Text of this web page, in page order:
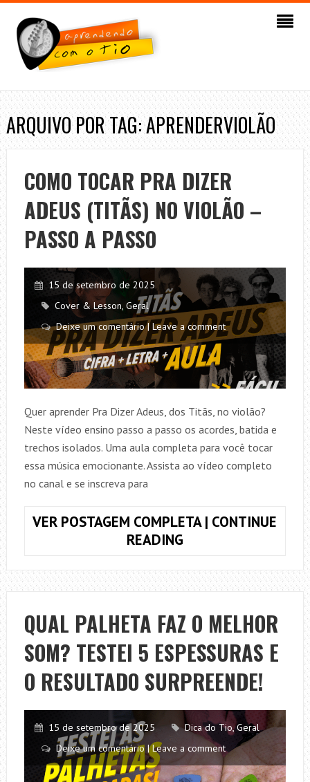
ARQUIVO POR TAG: APRENDERVIOLÃO
COMO TOCAR PRA DIZER
ADEUS (TITÃS) NO VIOLÃO –
PASSO A PASSO
15 de setembro de 2025
Cover & Lesson, Geral
Deixe um comentário | Leave a comment
Quer aprender Pra Dizer Adeus, dos Titãs, no violão?
Neste vídeo ensino passo a passo os acordes, batida e
trechos isolados. Uma aula completa para você tocar
essa música emocionante. Assista ao vídeo completo
no canal e se inscreva para
VER POSTAGEM COMPLETA | CONTINUE
READINGCOMO
PRA
DIZER
ADEUS
(TITÃS)
NO
VIOLÃO
–
A
PASSO
QUAL PALHETA FAZ O MELHOR
SOM? TESTEI 5 ESPESSURAS E
O RESULTADO SURPREENDE!
15 de setembro de 2025 Dica do Tio,Geral
Deixe um comentário | Leave a comment